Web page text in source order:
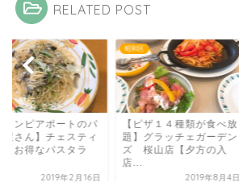
RELATED POST
ザ１４種類が食べ放
グラッチェガーデン
山店【夕方の入
2019年8月4日
昭和区
【昭和区のおいしい洋食
ランチ】キッチン
Muto【トンテキもおす
すめ...
2019年3月3日